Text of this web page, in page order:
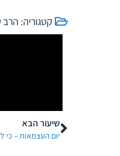
קטגוריה: הרב
שיעור הבא
יום העצמאות – כי